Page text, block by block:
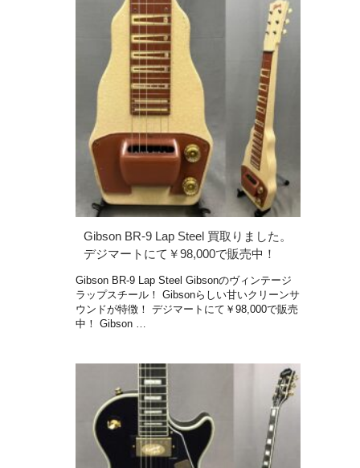
Gibson BR-9 Lap Steel 買取りました。
デジマートにて￥98,000で販売中！
Gibson BR-9 Lap Steel Gibsonのヴィンテージ
ラップスチール！ Gibsonらしい甘いクリーンサ
ウンドが特徴！ デジマートにて￥98,000で販売
中！ Gibson …